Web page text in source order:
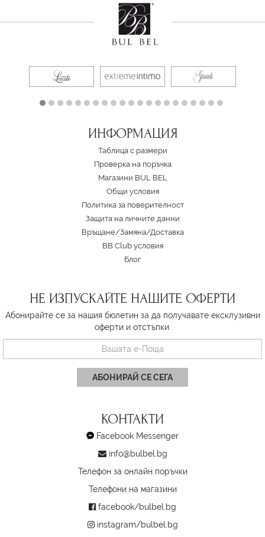
ИНФОРМАЦИЯ
Таблица с размери
Проверка на поръчка
Магазини BUL BEL
Oбщи условия
Политика за поверителност
Защита на личните данни
Връщане/Замяна/Доставка
BB Club условия
Блог
НЕ ИЗПУСКАЙТЕ НАШИТЕ ОФЕРТИ
Абонирайте се за нашия бюлетин за да получавате ексклузивни
оферти и отстъпки.
АБОНИРАЙ СЕ СЕГА
КОНТАКТИ
Facebook Messenger
info@bulbel.bg
Телефон за онлайн поръчки
Телефони на магазини
facebook/bulbel.bg
instagram/bulbel.bg